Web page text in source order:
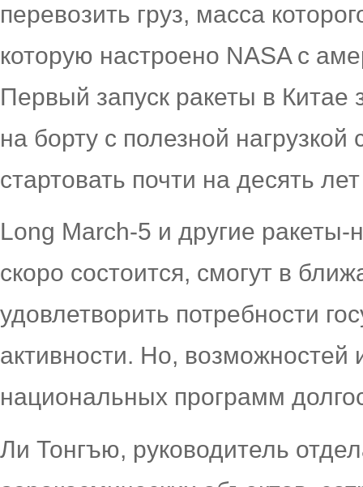
перевозить груз, масса
которую настроено NASA с
Первый запуск ракеты в Китае
на борту с полезной
стартовать почти на десять
Long March-5 и другие ракеты-
скоро состоится, смогут в
удовлетворить потребности
активности. Но,
национальных программ
Ли Тонгъю, руководитель